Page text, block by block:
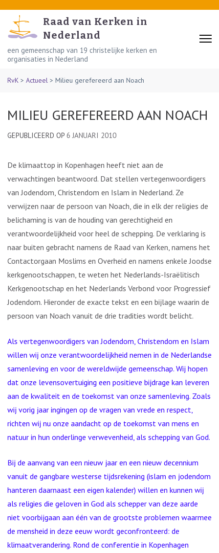
content
(Press
Enter)
Raad van Kerken in
Nederland
een gemeenschap van 19 christelijke kerken en
organisaties in Nederland
RvK > Actueel > Milieu gerefereerd aan Noach
MILIEU GEREFEREERD AAN NOACH
GEPUBLICEERD OP 6 JANUARI 2010
De klimaattop in Kopenhagen heeft niet aan de
verwachtingen beantwoord. Dat stellen vertegenwoordigers
van Jodendom, Christendom en Islam in Nederland. Ze
verwijzen naar de persoon van Noach, die in elk der religies de
belichaming is van de houding van gerechtigheid en
verantwoordelijkheid voor heel de schepping. De verklaring is
naar buiten gebracht namens de Raad van Kerken, namens het
Contactorgaan Moslims en Overheid en namens enkele Joodse
kerkgenootschappen, te weten het Nederlands-Israëlitisch
Kerkgenootschap en het Nederlands Verbond voor Progressief
Jodendom. Hieronder de exacte tekst en een bijlage waarin de
persoon van Noach vanuit de drie tradities wordt belicht.
Als vertegenwoordigers van Jodendom, Christendom en Islam
willen wij onze verantwoordelijkheid nemen in de Nederlandse
samenleving en voor de wereldwijde gemeenschap. Wij hopen
dat onze levensovertuiging een positieve bijdrage kan leveren
aan de kwaliteit en de toekomst van onze samenleving. Zoals
wij vorig jaar ingingen op de vragen van vrede en respect,
richten wij nu onze aandacht op de toekomst van mens en
natuur in hun onderlinge verwevenheid, als schepping van God.
Bij de aanvang van een nieuw jaar en een nieuw decennium
vanuit de gangbare westerse tijdsrekening (islam en jodendom
hanteren daarnaast een eigen kalender) willen en kunnen wij
als religies die geloven in God als schepper van deze aarde
niet voorbijgaan aan één van de grootste problemen waarmee
de mensheid in deze eeuw wordt geconfronteerd: de
klimaatverandering. Rond de conferentie in Kopenhagen